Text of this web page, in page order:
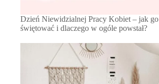
Dzień Niewidzialnej Pracy Kobiet – jak go
świętować i dlaczego w ogóle powstał?